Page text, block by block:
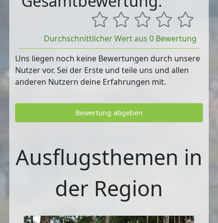
Durchschnittlicher Wert aus 0 Bewertung
Uns liegen noch keine Bewertungen durch unsere
Nutzer vor. Sei der Erste und teile uns und allen
anderen Nutzern deine Erfahrungen mit.
Bewertung abgeben
Ausflugsthemen in
der Region